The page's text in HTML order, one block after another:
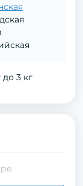
до 3 кг